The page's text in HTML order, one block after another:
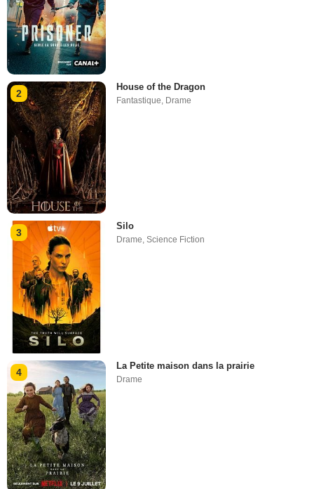
2
House of the Dragon
Fantastique, Drame
3
Silo
Drame,Science Fiction
4
La Petite maison dans la prairie
Drame